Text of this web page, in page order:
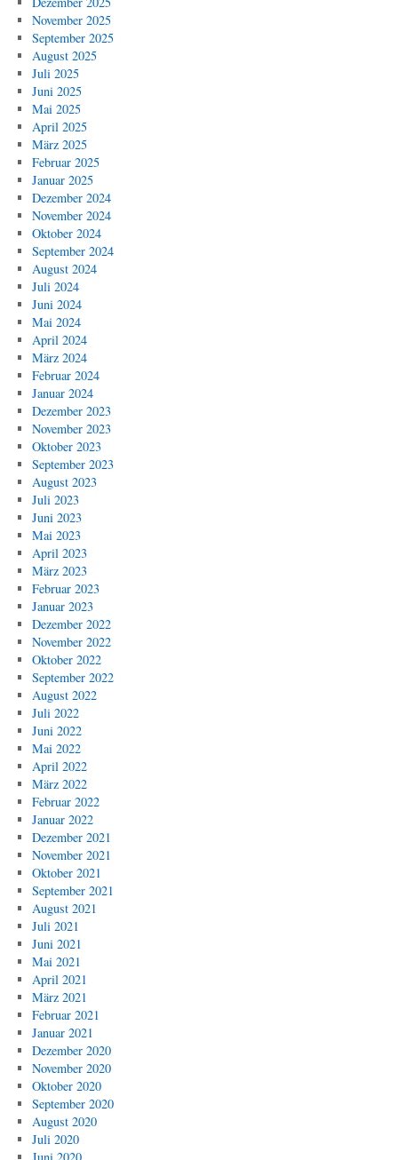
November 2025
September 2025
August 2025
Juli 2025
Juni 2025
Mai 2025
April 2025
März 2025
Februar 2025
Januar 2025
Dezember 2024
November 2024
Oktober 2024
September 2024
August 2024
Juli 2024
Juni 2024
Mai 2024
April 2024
März 2024
Februar 2024
Januar 2024
Dezember 2023
November 2023
Oktober 2023
September 2023
August 2023
Juli 2023
Juni 2023
Mai 2023
April 2023
März 2023
Februar 2023
Januar 2023
Dezember 2022
November 2022
Oktober 2022
September 2022
August 2022
Juli 2022
Juni 2022
Mai 2022
April 2022
März 2022
Februar 2022
Januar 2022
Dezember 2021
November 2021
Oktober 2021
September 2021
August 2021
Juli 2021
Juni 2021
Mai 2021
April 2021
März 2021
Februar 2021
Januar 2021
Dezember 2020
November 2020
Oktober 2020
September 2020
August 2020
Juli 2020